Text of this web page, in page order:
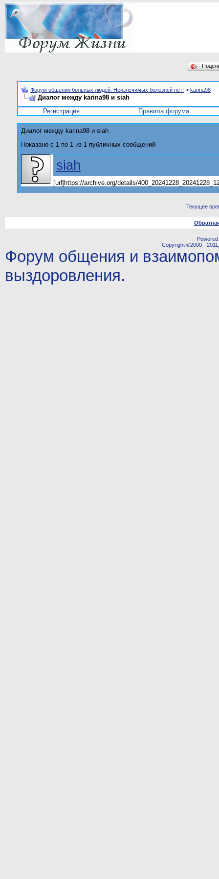
Форум общения больных людей. Неизлечимых болезней нет! > karina98
Диалог между karina98 и siah
Регистрация
Правила форума
Диалог между karina98 и siah
Показано с 1 по 1 из 1 публичных сообщений
siah
[url]https://archive.org/details/
Текущее
Copyright ©2000 -
Форум общения и
выздоровления.